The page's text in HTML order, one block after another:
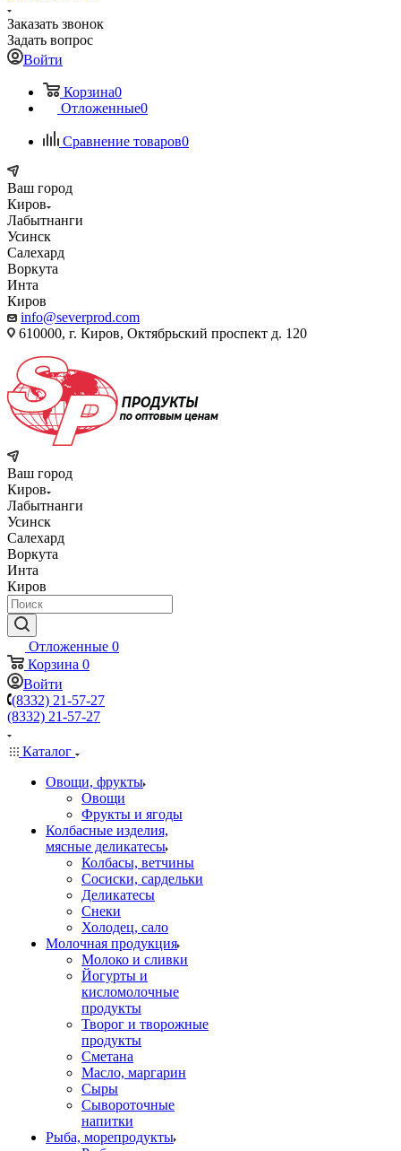
Заказать звонок
Задать вопрос
Войти
Корзина0
Отложенные0
Сравнение товаров0
Ваш город
Киров
Лабытнанги
Усинск
Салехард
Воркута
Инта
Киров
info@severprod.com
610000, г. Киров, Октябрьский проспект д. 120
Ваш город
Киров
Лабытнанги
Усинск
Салехард
Воркута
Инта
Киров
Отложенные 0
Корзина 0
Войти
(8332) 21-57-27
(8332) 21-57-27
Каталог
Овощи, фрукты
Овощи
Фрукты и ягоды
Колбасные изделия,
мясные деликатесы
Колбасы, ветчины
Сосиски, сардельки
Деликатесы
Снеки
Холодец, сало
Молочная продукция
Молоко и сливки
Йогурты и
кисломолочные
продукты
Творог и творожные
продукты
Сметана
Масло, маргарин
Сыры
Сывороточные
напитки
Рыба, морепродукты